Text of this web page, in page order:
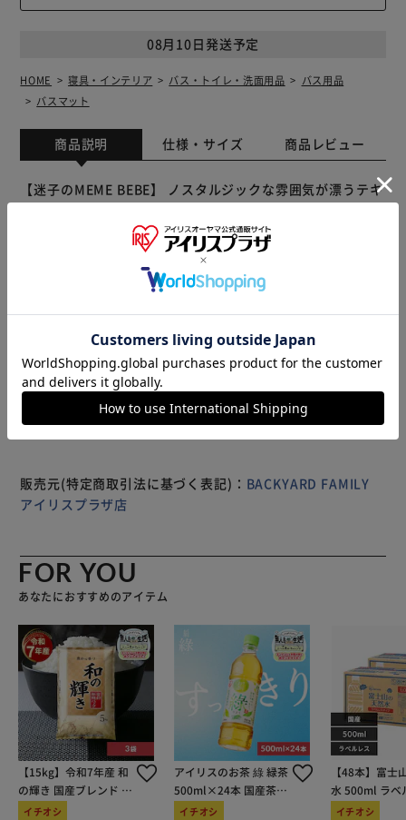
08月10日発送予定
HOME 寝具・インテリア バス・トイレ・洗面用品
バス用品
バスマット
商品説明 仕様・サイズ 商品レビュー
【迷子のMEME BEBE】 ノスタルジックな雰囲気が漂うテキ
地よさ】 足を乗せた瞬間包み込むふわふわ感、 バスタイム
後のリラックスをさらに心地よくする肌触り◎ 【軽量で扱
いやすい】 毎日の洗濯やお掃除もラクラク、 軽量で使い勝
手の良さが嬉しい〇 【滑り止め加工】 裏面には滑り止め加
工が施され、 ずれにくく安心！ 【丸洗いOK】 ネットに入
れて洗濯機で洗えるので、 気軽にお洗濯でき清潔をキープ
できる。 【上品カラーで空間演出】 インテリアに馴染む洗
練された色合い、 浴室だけでなく玄関マットとしても使え
る万能アイテム。
もっと見る
※製品は予告なく仕様を変更する場合がございます。あらか
じめご了承ください。
販売元(特定商取引法に基づく表記)： BACKYARD FAMILY
アイリスプラザ店
FOR YOU
あなたにおすすめのアイテム
【15kg】令和7年産 和
の輝き 国産ブレンド 5
kg×3袋
イチオシ
アイリスのお茶 綠 緑茶
500ml×24本 国産茶葉
100％使用
イチオシ
【48本】富士
水 500ml ラベ
イチオシ